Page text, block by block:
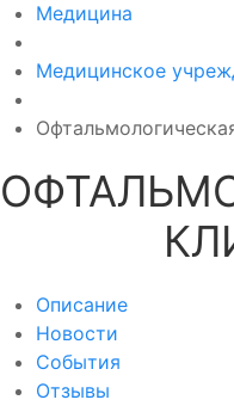
Медицина
Медицинское
Описание
Новости
События
Отзывы